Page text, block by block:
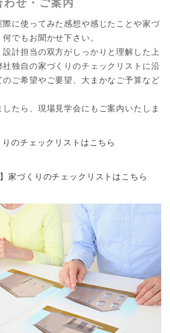
に使ってみた感想や感じたことや家づ
でもお聞かせ下さい。
計担当の双方がしっかりと理解した上
独自の家づくりのチェックリストに沿
のご希望やご要望、大まかなご予算など
したら、現場見学会にもご案内いたしま
のチェックリストはこちら
家づくりのチェックリストはこちら